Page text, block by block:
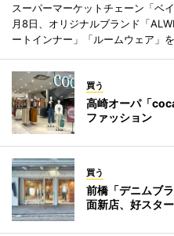
スーパーマーケットチェーン「ベ
月8日、オリジナルブランド「
ートインナー」「ルームウェア」を
買う
高崎オーパ「
ファッション
買う
前橋「デニムブ
面新店、好スタ